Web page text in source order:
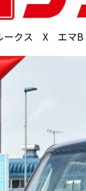
ークス X エマB